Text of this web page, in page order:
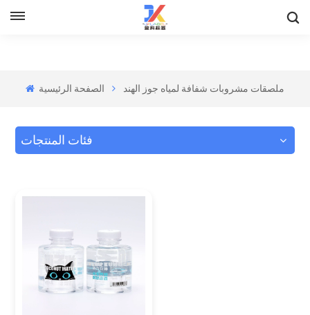
الصفحة الرئيسية ملصقات مشروبات شفافة لمياه جوز الهند
فئات المنتجات